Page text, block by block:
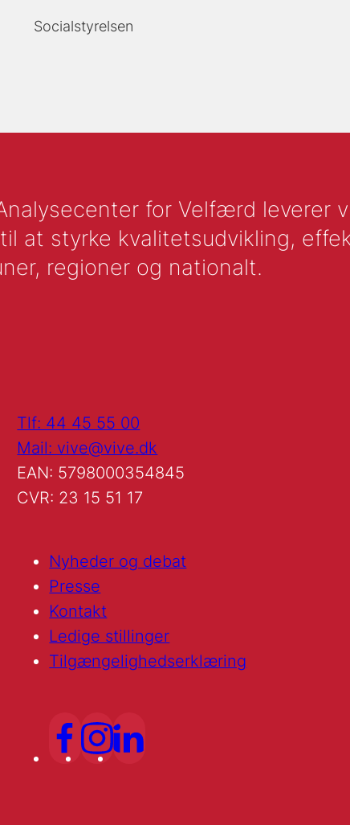
Socialstyrelsen
for Velfærd leverer
at styrke kvalitetsudvikling,
regioner og nationalt.
Tlf: 44 45 55 00
Mail: vive@vive.dk
EAN: 5798000354845
CVR: 23 15 51 17
Nyheder og debat
Presse
Kontakt
Ledige stillinger
Tilgængelighedserklæring